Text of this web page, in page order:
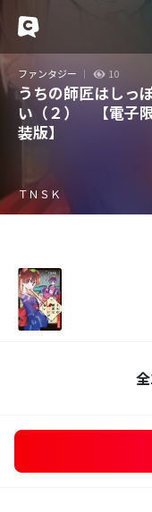
ファンタジー 10
うちの師匠はしっ
い（２） 【電子
装版】
ＴＮＳＫ